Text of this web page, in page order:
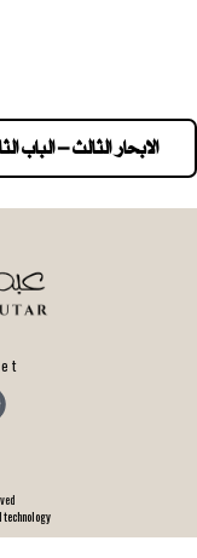
navigation
الابحار الثالث – الباب
technology